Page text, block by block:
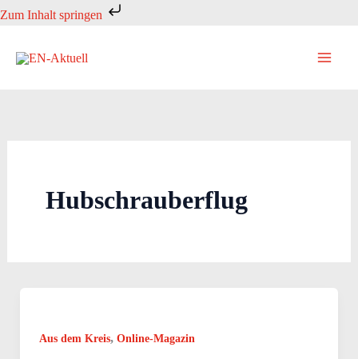
Zum Inhalt springen
Zum
springen
Hubschrauberflug
Aus dem Kreis, Online-Magazin